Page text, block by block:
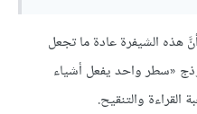
أنَّ هذه الشيفرة عادة ما تجعل
«سطر واحد يفعل أشياء
والتنقيح.